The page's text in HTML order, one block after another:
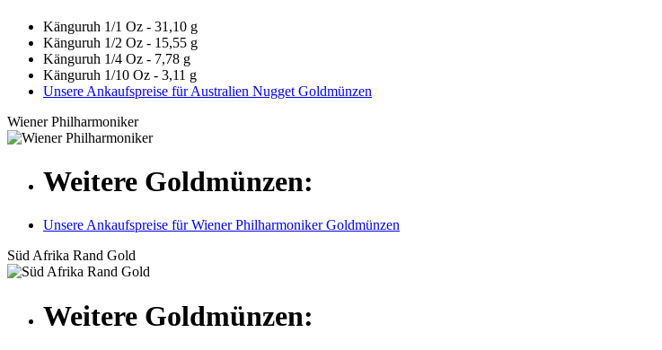
Känguruh 1/1 Oz - 31,10 g
Känguruh 1/2 Oz - 15,55 g
Känguruh 1/4 Oz - 7,78 g
Känguruh 1/10 Oz - 3,11 g
Unsere Ankaufspreise für Australien Nugget Goldmünzen
Wiener Philharmoniker
Weitere Goldmünzen:
Unsere Ankaufspreise für Wiener Philharmoniker Goldmünzen
Süd Afrika Rand Gold
Weitere Goldmünzen: